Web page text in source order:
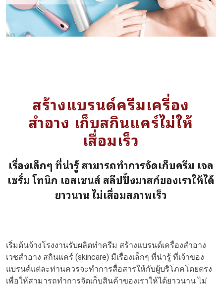
สร้างแบรนด์ครีมเครื่อง
สำอาง เก็บสกินแคร์ไม่ให้
เสื่อมเร็ว
เรื่องเล็กๆ ที่น่ารู้ สามารถทำการจัดเก็บครีม เจล
เซรั่ม โทนิก เอสเซนส์ สลีปปิ้งมาสก์ของเราให้ได้
ยาวนาน ไม่เสื่อมสภาพเร็ว
เริ่มต้นจ้างโรงงานรับผลิตทำครีม สร้างแบรนด์เครื่องสำอาง
เวชสำอาง สกินแคร์ (skincare) มีเรื่องเล็กๆ ที่น่ารู้ ที่เจ้าของ
แบรนด์แต่ละท่านควรจะทำการสื่อสารให้กับผู้บริโภคโดยตรง
เพื่อให้สามารถทำการจัดเก็บสินค้าของเราให้ได้ยาวนาน ไม่